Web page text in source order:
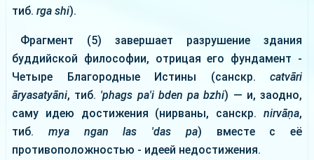
тиб. rga shi).
Фрагмент (5) завершает разрушение здания
буддийской философии, отрицая его фундамент -
Четыре Благородные Истины (санскр. catvāri
āryasatyāni, тиб. 'phags pa'i bden pa bzhi) — и, заодно,
саму идею достижения (нирваны, санскр. nirvāṇa,
тиб. mya ngan las 'das pa) вместе с её
противоположностью - идеей недостижения.